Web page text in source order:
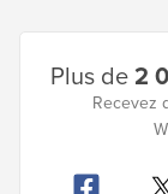
latérale
Plus de2
Recevez